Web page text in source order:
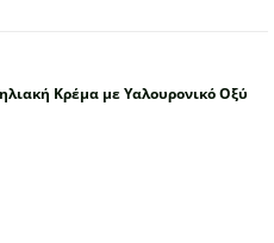
Κρέμα με Υαλουρονικό Οξύ